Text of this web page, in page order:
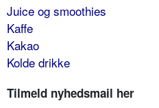
Juice og smoothies
Kaffe
Kakao
Kolde drikke
Tilmeld nyhedsmail her